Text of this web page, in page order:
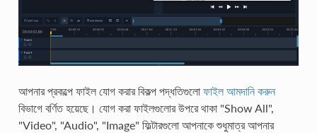
আপনার প্রকল্পে ফাইল যোগ করার বিকল্প পদ্ধতিগুলো ফাইল আমদানি করুন
বিভাগে বর্ণিত হয়েছে। যোগ করা ফাইলগুলোর উপরে থাকা "Show All",
"Video", "Audio", "Image" ফিল্টারগুলো আপনাকে শুধুমাত্র আপনার